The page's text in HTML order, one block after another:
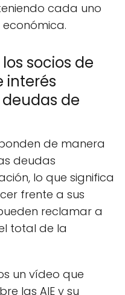
cada uno
socios de
interés
de
de manera
deudas
lo que significa
frente a sus
reclamar a
total de la
un vídeo que
las AIE y su